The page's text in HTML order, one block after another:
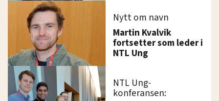
Nytt om navn
Martin Kvalvik
fortsetter som leder i
NTL Ung
NTL Ung-
konferansen: